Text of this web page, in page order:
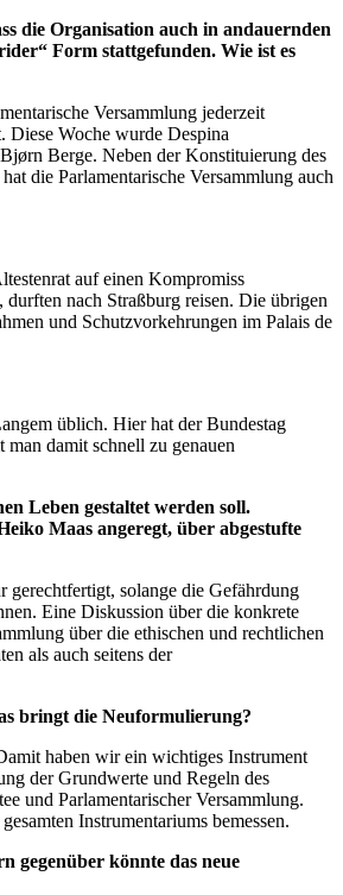
die Organisation auch in andauernden
Form stattgefunden. Wie ist es
Versammlung jederzeit
Diese Woche wurde Despina
Berge. Neben der Konstituierung des
die Parlamentarische Versammlung auch
auf einen Kompromiss
nach Straßburg reisen. Die übrigen
und Schutzvorkehrungen im Palais de
üblich. Hier hat der Bundestag
damit schnell zu genauen
Leben gestaltet werden soll.
Maas angeregt, über abgestufte
gerechtfertigt, solange die Gefährdung
Eine Diskussion über die konkrete
über die ethischen und rechtlichen
als auch seitens der
bringt die Neuformulierung?
haben wir ein wichtiges Instrument
der Grundwerte und Regeln des
und Parlamentarischer Versammlung.
Instrumentariums bemessen.
gegenüber könnte das neue